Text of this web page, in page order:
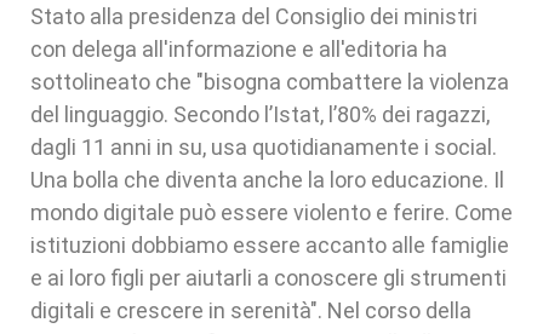
Stato alla presidenza del Consiglio dei ministri
con delega all'informazione e all'editoria ha
sottolineato che "bisogna combattere la violenza
del linguaggio. Secondo l’Istat, l’80% dei ragazzi,
dagli 11 anni in su, usa quotidianamente i social.
Una bolla che diventa anche la loro educazione. Il
mondo digitale può essere violento e ferire. Come
istituzioni dobbiamo essere accanto alle famiglie
e ai loro figli per aiutarli a conoscere gli strumenti
digitali e crescere in serenità". Nel corso della